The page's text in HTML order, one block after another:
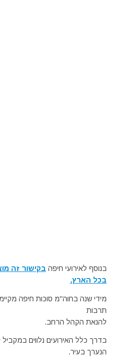
בנוסף לאירועי חיפה בקישור זה
בכל הארץ.
מידי שנה בחוה"מ סוכות חיפה
תרבות
להנאת הקהל הרחב.
בדרך כלל האירועים נלווים
הנערך בעיר.